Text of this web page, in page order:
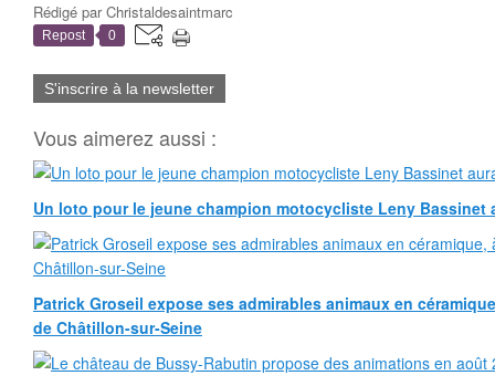
Rédigé parChristaldesaintmarc
Repost 0
S'inscrire à la newsletter
Vous aimerez aussi :
Un loto pour le jeune champion motocycliste Leny Bassinet
Patrick Groseil expose ses admirables animaux en
de Châtillon-sur-Seine